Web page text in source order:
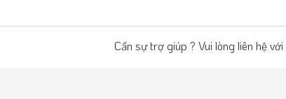
Cần sự trợ giúp ? Vui lòng liên hệ với